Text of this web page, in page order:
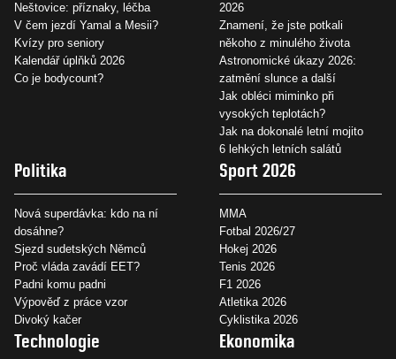
Neštovice: příznaky, léčba
V čem jezdí Yamal a Mesii?
Kvízy pro seniory
Kalendář úplňků 2026
Co je bodycount?
2026
Znamení, že jste potkali
někoho z minulého života
Astronomické úkazy 2026:
zatmění slunce a další
Jak obléci miminko při
vysokých teplotách?
Jak na dokonalé letní mojito
6 lehkých letních salátů
Politika
Nová superdávka: kdo na ní
dosáhne?
Sjezd sudetských Němců
Proč vláda zavádí EET?
Padni komu padni
Výpověď z práce vzor
Divoký kačer
Sport 2026
MMA
Fotbal 2026/27
Hokej 2026
Tenis 2026
F1 2026
Atletika 2026
Cyklistika 2026
Technologie Ekonomika